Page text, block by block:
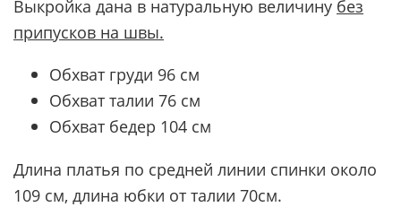
Выкройка дана в натуральную величину без
припусков на швы.
Обхват груди 96 см
Обхват талии 76 см
Обхват бедер 104 см
Длина платья по средней линии спинки около
109 см, длина юбки от талии 70см.